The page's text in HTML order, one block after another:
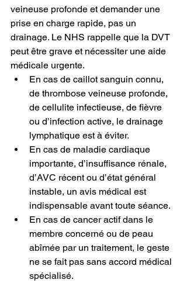
veineuse profonde et demander une
prise en charge rapide, pas un
drainage. Le NHS rappelle que la DVT
peut être grave et nécessiter une aide
médicale urgente.
En cas de caillot sanguin connu,
de thrombose veineuse profonde,
de cellulite infectieuse, de fièvre
ou d’infection active, le drainage
lymphatique est à éviter.
En cas de maladie cardiaque
importante, d’insuffisance rénale,
d’AVC récent ou d’état général
instable, un avis médical est
indispensable avant toute séance.
En cas de cancer actif dans le
membre concerné ou de peau
abîmée par un traitement, le geste
ne se fait pas sans accord médical
spécialisé.